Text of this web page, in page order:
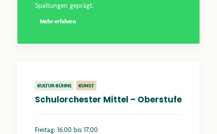
Spaltungen geprägt.
Mehr erfahren
KULTUR-BÜHNE KUNST
Schulorchester Mittel – Oberstufe
Freitag: 16.00 bis 17.00